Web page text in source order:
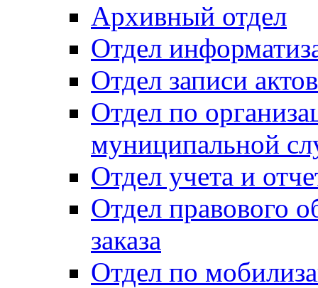
Архивный отдел
Отдел
Отдел записи
Отдел по
муниципальной
Отдел учета и
Отдел правового
заказа
Отдел по